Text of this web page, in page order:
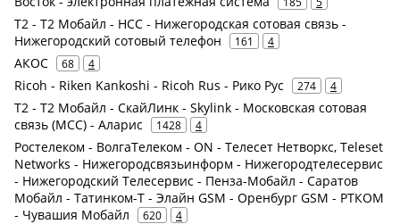
Т2 - Т2 Мобайл - НСС - Нижегородская сотовая связь -
Нижегородский сотовый телефон
161 4
АКОС 68 4
Ricoh - Riken Kankoshi - Ricoh Rus - Рико Рус 274 4
Т2 - Т2 Мобайл - СкайЛинк - Skylink - Московская сотовая
связь (МСС) - Аларис
1428 4
Ростелеком - ВолгаТелеком - ON - Телесет Нетворкс, Teleset
Networks - Нижегородсвязьинформ - Нижегородтелесервис
- Нижегородский Телесервис - Пенза-Мобайл - Саратов
Мобайл - Татинком-Т - Элайн GSM - Оренбург GSM - РТКОМ
- Чувашия Мобайл
620 4